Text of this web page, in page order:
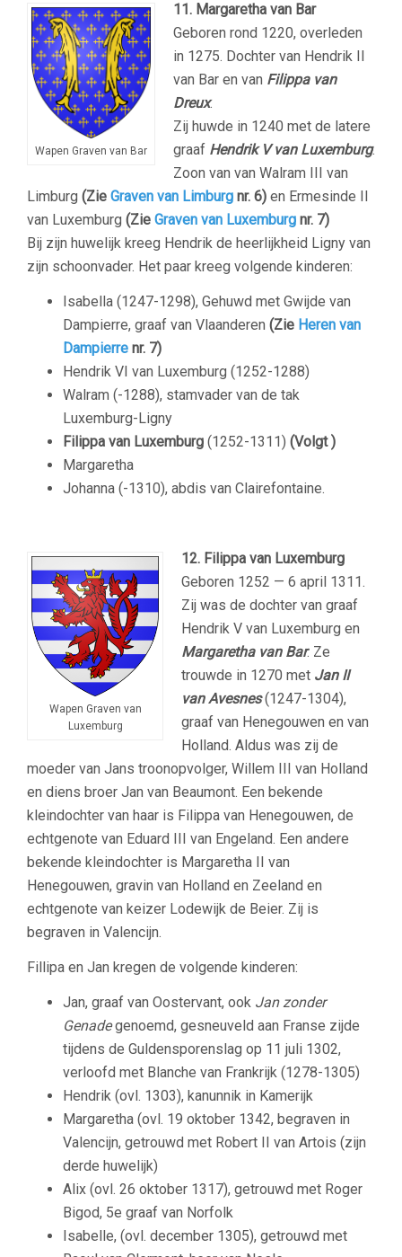
Wapen Graven van Bar
11. Margaretha van Bar
Geboren rond 1220, overleden
in 1275. Dochter van Hendrik II
van Bar en van Filippa van
Dreux.
Zij huwde in 1240 met de latere
graaf Hendrik V van Luxemburg.
Zoon van van Walram III van
Limburg (Zie Graven van Limburg nr. 6) en Ermesinde II
van Luxemburg (Zie Graven van Luxemburg nr. 7)
Bij zijn huwelijk kreeg Hendrik de heerlijkheid Ligny van
zijn schoonvader. Het paar kreeg volgende kinderen:
Isabella (1247-1298), Gehuwd met Gwijde van
Dampierre, graaf van Vlaanderen (Zie Heren van
Dampierre nr. 7)
Hendrik VI van Luxemburg (1252-1288)
Walram (-1288), stamvader van de tak
Luxemburg-Ligny
Filippa van Luxemburg (1252-1311) (Volgt )
Margaretha
Johanna (-1310), abdis van Clairefontaine.
Wapen Graven van
Luxemburg
12. Filippa van Luxemburg
Geboren 1252 — 6 april 1311.
Zij was de dochter van graaf
Hendrik V van Luxemburg en
Margaretha van Bar. Ze
trouwde in 1270 met Jan II
van Avesnes(1247-1304),
graaf van Henegouwen en van
Holland. Aldus was zij de
moeder van Jans troonopvolger, Willem III van Holland
en diens broer Jan van Beaumont. Een bekende
kleindochter van haar is Filippa van Henegouwen, de
echtgenote van Eduard III van Engeland. Een andere
bekende kleindochter is Margaretha II van
Henegouwen, gravin van Holland en Zeeland en
echtgenote van keizer Lodewijk de Beier. Zij is
begraven in Valencijn.
Fillipa en Jan kregen de volgende kinderen:
Jan, graaf van Oostervant, ook Jan zonder
Genadegenoemd, gesneuveld aan Franse zijde
tijdens de Guldensporenslag op 11 juli 1302,
verloofd met Blanche van Frankrijk (1278-1305)
Hendrik (ovl. 1303), kanunnik in Kamerijk
Margaretha (ovl. 19 oktober 1342, begraven in
Valencijn, getrouwd met Robert II van Artois (zijn
derde huwelijk)
Alix (ovl. 26 oktober 1317), getrouwd met Roger
Bigod, 5e graaf van Norfolk
Isabelle, (ovl. december 1305), getrouwd met